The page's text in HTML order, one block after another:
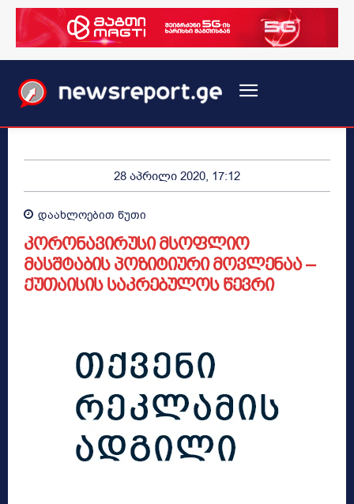
28 აპრილი 2020, 17:12
დაახლოებით წუთი
კორონავირუსი მსოფლიო
მასშტაბის პოზიტიური მოვლენაა –
ქუთაისის საკრებულოს წევრი